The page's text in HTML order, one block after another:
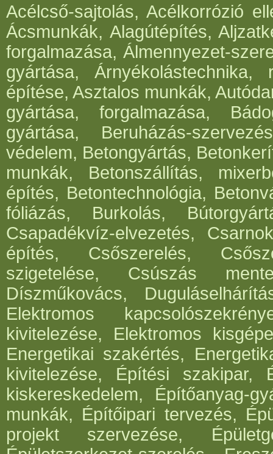
Acélcső-sajtolás, Acélkorrózió
Ácsmunkák, Alagútépítés,
forgalmazása, Álmennyezet-
gyártása, Árnyékolástechnika,
építése, Asztalos munkák,
gyártása, forgalmazása,
gyártása, Beruházás-
védelem, Betongyártás,
munkák, Betonszállítás,
építés, Betontechnológia,
fóliázás, Burkolás,
Csapadékvíz-elvezetés,
építés, Csőszerelés,
szigetelése, Csúszás
Díszműkovács,
Elektromos
kivitelezése, Elektromos
Energetikai szakértés,
kivitelezése, Építési szakipar,
kiskereskedelem, Építőanyag-
munkák, Építőipari tervezés,
projekt szervezése,